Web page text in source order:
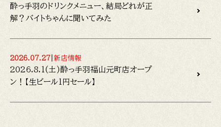
酔っ手羽のドリンクメニュー、結局どれが正
解？バイトちゃんに聞いてみた
2026.07.27 新店情報
2026.8.1(土)酔っ手羽福山元町店オープ
ン！【生ビール1円セール】